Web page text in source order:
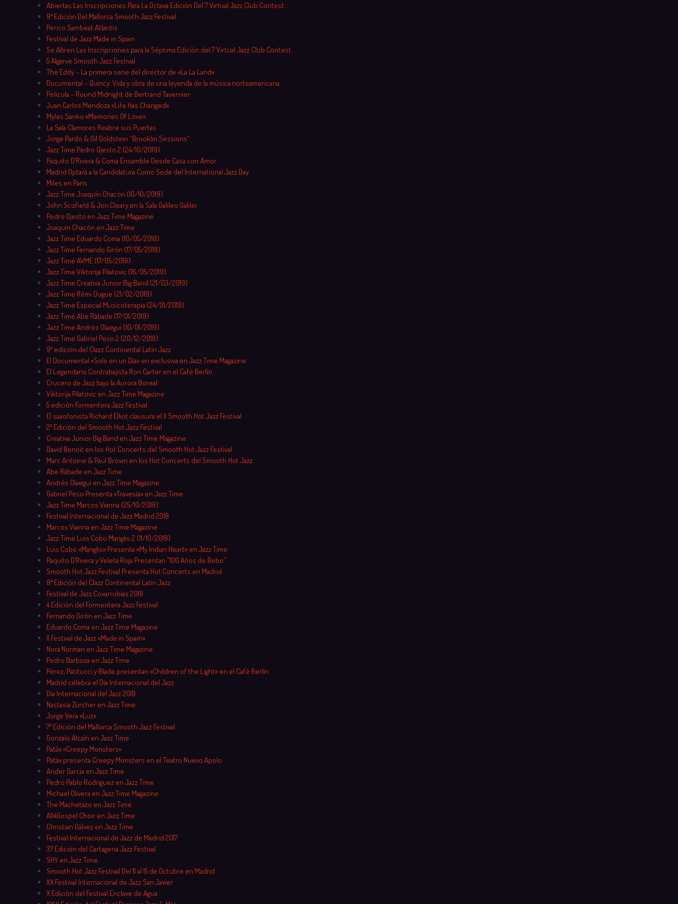
Skip
to
content
Abiertas Las Inscripciones Para La Octava Edición Del 7 Virtual Jazz Club Contest.
9ª Edición Del Mallorca Smooth Jazz Festival
Perico Sambeat Atlantis
Festival de Jazz Made in Spain
Se Abren Las Inscripciones para la Séptima Edición del 7 Virtual Jazz Club Contest.
5 Algarve Smooth Jazz Festival
The Eddy – La primera serie del director de «La La Land»
Documental – Quincy. Vida y obra de una leyenda de la música norteamericana.
Película – Round Midnight de Bertrand Tavernier
Juan Carlos Mendoza «Life Has Changed»
Myles Sanko «Memories Of Love»
La Sala Clamores Reabre sus Puertas
Jorge Pardo & Gil Goldstein “Brooklin Sessions”
Jazz Time Pedro Ojesto 2 (24/10/2019)
Paquito D’Rivera & Coma Ensamble Desde Casa con Amor
Madrid Optará a la Candidatura Como Sede del International Jazz Day
Miles en París
Jazz Time Joaquín Chacón (10/10/2019)
John Scofield & Jon Cleary en la Sala Galileo Galilei
Pedro Ojesto en Jazz Time Magazine
Joaquín Chacón en Jazz Time
Jazz Time Eduardo Coma (10/05/2018)
Jazz Time Fernando Girón (17/05/2018)
Jazz Time AVME (17/05/2018)
Jazz Time Viktorija Pilatovic (16/05/2019)
Jazz Time Creativa Junior Big Band (21/03/2019)
Jazz Time Rémi Dugue (21/02/2019)
Jazz Time Especial Musicoterapia (24/01/2019)
Jazz Time Abe Rábade (17/01/2019)
Jazz Time Andrés Olaegui (10/01/2019)
Jazz Time Gabriel Peso 2 (20/12/2018)
9ª edición del Clazz Continental Latin Jazz
El Documental «Solo en un Día» en exclusiva en Jazz Time Magazine
El Legendario Contrabajista Ron Carter en el Café Berlín
Crucero de Jazz bajo la Aurora Boreal
Viktorija Pilatovic en Jazz Time Magazine
5 edición Formentera Jazz Festival
El saxofonista Richard Elliot clausura el II Smooth Hot Jazz Festival
2ª Edición del Smooth Hot Jazz Festival
Creativa Junior Big Band en Jazz Time Magazine
David Benoit en los Hot Concerts del Smooth Hot Jazz Festival
Marc Antoine & Paul Brown en los Hot Concerts del Smooth Hot Jazz
Abe Rábade en Jazz Time
Andrés Olaegui en Jazz Time Magazine
Gabriel Peso Presenta «Travesía» en Jazz Time
Jazz Time Marcos Vianna (25/10/2018)
Festival Internacional de Jazz Madrid 2018
Marcos Vianna en Jazz Time Magazine
Jazz Time Luis Cobo Manglis 2 (11/10/2018)
Luis Cobo «Manglis» Presenta «My Indian Heart» en Jazz Time
Paquito D´Rivera y Veleta Roja Presentan “100 Años de Bebo”
Smooth Hot Jazz Festival Presenta Hot Concerts en Madrid
8ª Edición del Clazz Continental Latin Jazz
Festival de Jazz Covarrubias 2018
4 Edición del Formentera Jazz Festival
Fernando Girón en Jazz Time
Eduardo Coma en Jazz Time Magazine
II Festival de Jazz «Made in Spain»
Nora Norman en Jazz Time Magazine
Pedro Barboza en Jazz Time
Pérez, Patitucci y Blade presentan «Children of the Light» en el Café Berlín
Madrid celebra el Día Internacional del Jazz
Día Internacional del Jazz 2018
Nastasia Zürcher en Jazz Time
Jorge Vera «Luz»
7ª Edición del Mallorca Smooth Jazz Festival
Gonzalo Alcaín en Jazz Time
Patáx «Creepy Monsters»
Patáx presenta Creepy Monsters en el Teatro Nuevo Apolo
Ander García en Jazz Time
Pedro Pablo Rodríguez en Jazz Time
Michael Olivera en Jazz Time Magazine
The Machetazo en Jazz Time
All4Gospel Choir en Jazz Time
Christian Gálvez en Jazz Time
Festival Internacional de Jazz de Madrid 2017
37 Edición del Cartagena Jazz Festival
SHY en Jazz Time
Smooth Hot Jazz Festival Del 11 al 15 de Octubre en Madrid
XX Festival Internacional de Jazz San Javier
X Edición del Festival Enclave de Agua